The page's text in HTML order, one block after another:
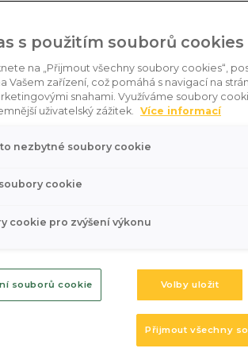
osobních údajů
osobních údajů či jiných
osobních údajů
00 Praha 5
sp. zn. C/12339
ohledně ochrany
osobních údajů, kterým je:
s použitím souborů cookies
na „Přijmout všechny soubory cookies“,
Vašem zařízení, což pomáhá s navigací na
snahami. Využíváme soubory
uživatelský zážitek. Více informací
nezbytné soubory cookie
cookie
cookie pro zvýšení výkonu
souborů cookie Volby uložit
Přijmout všechny